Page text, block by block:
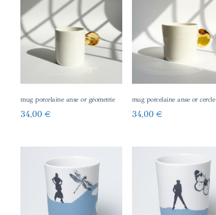
mug porcelaine anse or géometrie
34,00 €
mug porcelaine anse or cercle
34,00 €